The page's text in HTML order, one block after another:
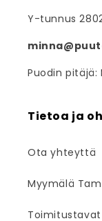
Y-tunnus
Puodin pitäjä:
Tietoa ja
Ota yhteyttä
Myymälä
Toimitustavat